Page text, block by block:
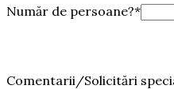
Număr de persoane?*
Comentarii/Solicitări